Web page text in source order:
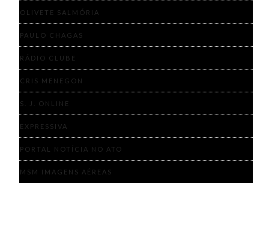
OLIVETE SALMÓRIA
PAULO CHAGAS
RÁDIO CLUBE
CRIS MENEGON
S. J. ONLINE
EXPRESSIVA
PORTAL NOTÍCIA NO ATO
MSM IMAGENS AÉREAS